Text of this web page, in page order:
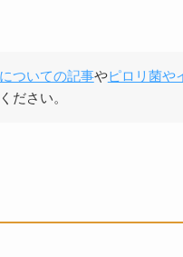
ついての記事やピロリ菌や
ださい。